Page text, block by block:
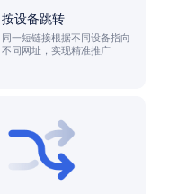
按设备跳转
同一短链接根据不同设备指向
不同网址，实现精准推广